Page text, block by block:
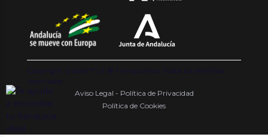
Copyright {{ date('Y') }} ® Franquishop. Todos los derechos
reservados
Aviso Legal - Política de Privacidad
Política de Cookies